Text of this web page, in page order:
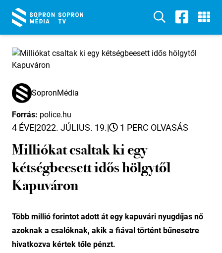
SopronMédia
Forrás: police.hu
4 ÉVE|2022. JÚLIUS. 19.| 1 PERC OLVASÁS
Milliókat csaltak ki egy
kétségbeesett idős hölgytől
Kapuváron
Több millió forintot adott át egy kapuvári nyugdíjas nő
azoknak a csalóknak, akik a fiával történt bűnesetre
hivatkozva kértek tőle pénzt.